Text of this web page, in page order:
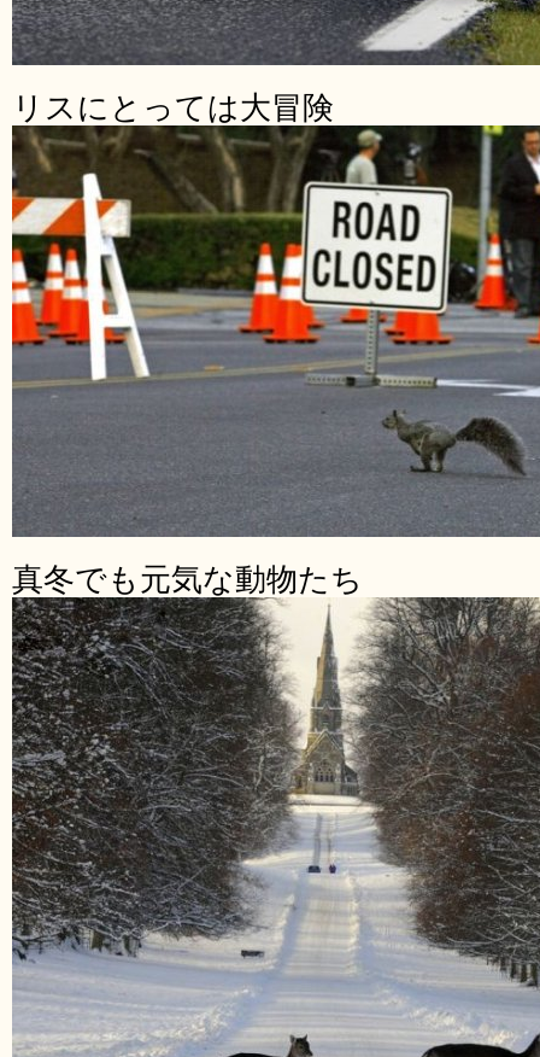
リスにとっては大冒険
真冬でも元気な動物たち